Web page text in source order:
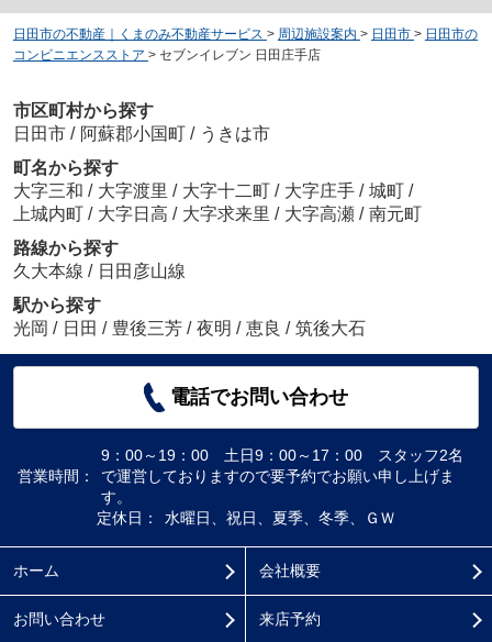
日田市の不動産｜くまのみ不動産サービス > 周辺施設案内 > 日田市 > 日田市の
コンビニエンスストア > セブンイレブン 日田庄手店
市区町村から探す
日田市 / 阿蘇郡小国町 / うきは市
町名から探す
大字三和 / 大字渡里 / 大字十二町 / 大字庄手 / 城町 /
上城内町 / 大字日高 / 大字求来里 / 大字高瀬 / 南元町
路線から探す
久大本線 / 日田彦山線
駅から探す
光岡 / 日田 / 豊後三芳 / 夜明 / 恵良 / 筑後大石
電話でお問い合わせ
営業時間：
9：00～19：00 土日9：00～17：00 スタッフ2名
で運営しておりますので要予約でお願い申し上げま
す。
定休日：
水曜日、祝日、夏季、冬季、ＧＷ
ホーム 会社概要
お問い合わせ 来店予約